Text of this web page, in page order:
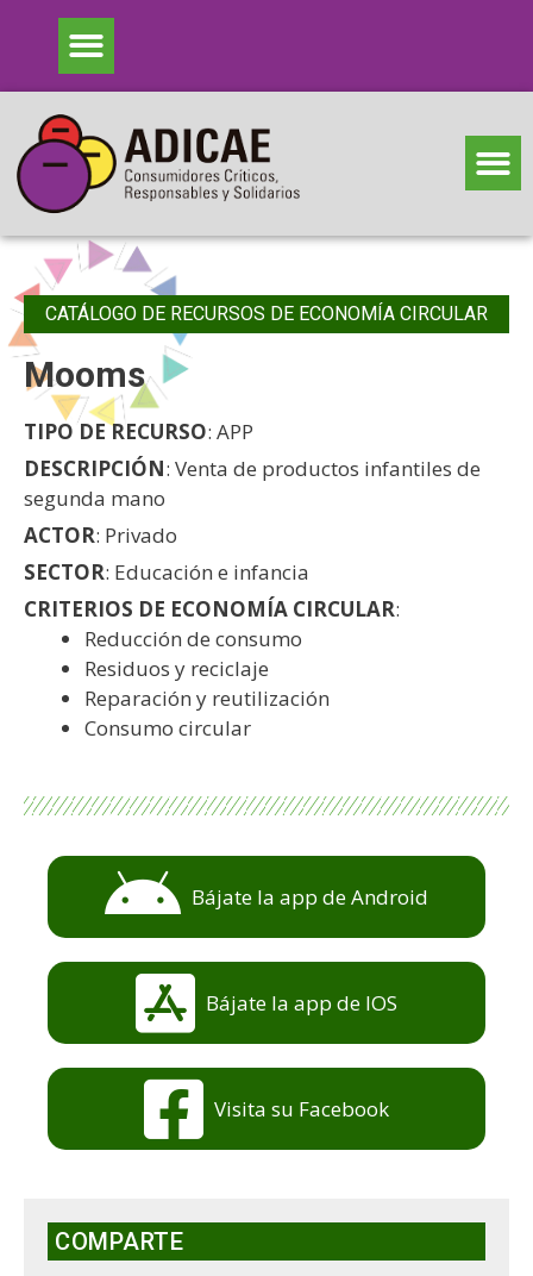
CATÁLOGO DE RECURSOS DE ECONOMÍA CIRCULAR
Mooms
TIPO DE RECURSO: APP
DESCRIPCIÓN: Venta de productos infantiles de
segunda mano
ACTOR: Privado
SECTOR: Educación e infancia
CRITERIOS DE ECONOMÍA CIRCULAR:
Reducción de consumo
Residuos y reciclaje
Reparación y reutilización
Consumo circular
Bájate la app de Android
Bájate la app de IOS
Visita su Facebook
COMPARTE